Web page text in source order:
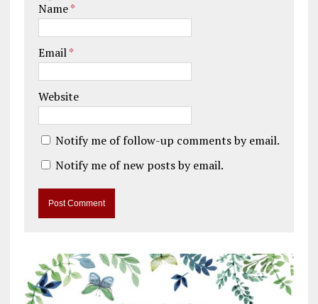
Name*
Email*
Website
Notify me of follow-up comments by email.
Notify me of new posts by email.
t
e
r